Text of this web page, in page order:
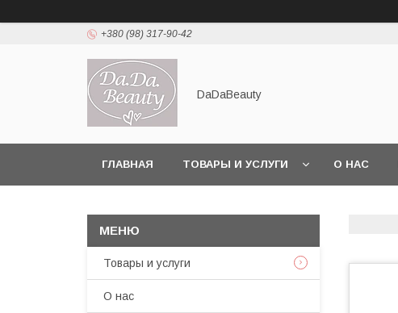
+380 (98) 317-90-42
DaDaBeauty
ГЛАВНАЯ ТОВАРЫ И УСЛУГИ О НАС
Товары и услуги
О нас